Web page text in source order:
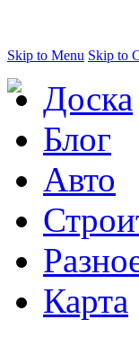
Skip to Menu Skip to
Доска
Блог
Авто
Карта